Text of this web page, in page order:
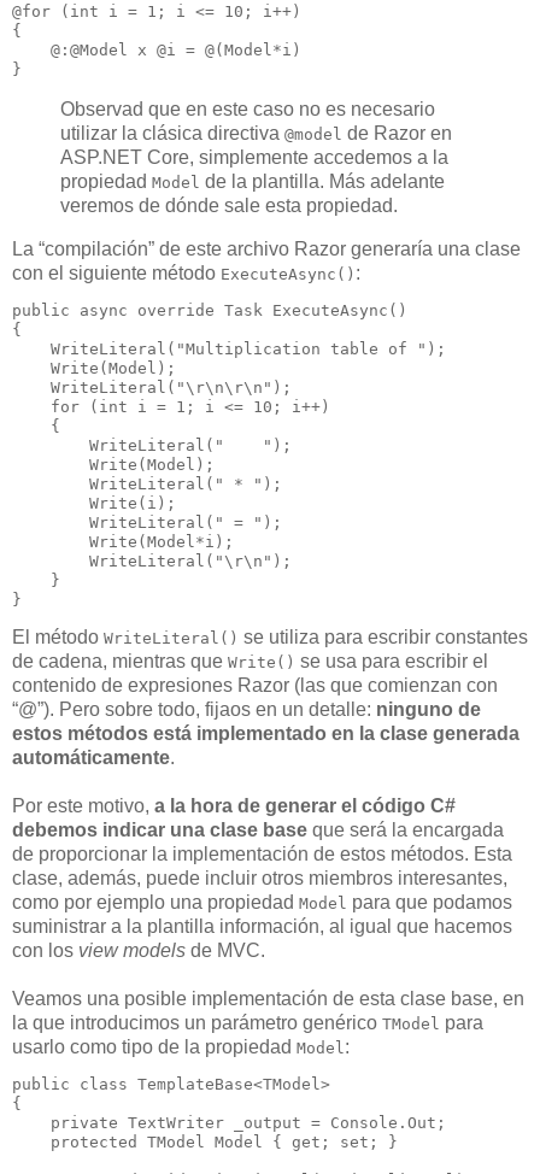
@for (int i = 1; i <= 10 ; i ++)
{
    @
: @Model x @i = @(Model *i )
}
Observad que en este caso no es necesario
utilizar la clásica directiva @model de Razor en
ASP.NET Core, simplemente accedemos a la
propiedad Model de la plantilla. Más adelante
veremos de dónde sale esta propiedad.
La “compilación” de este archivo Razor generaría una clase
con el siguiente método ExecuteAsync() :
public async override Task ExecuteAsync ()
{
    WriteLiteral(
"Multiplication table of " );
    Write(Model);
    WriteLiteral(
"\r\n\r\n" );
for ( int i = 1 ; i <= 10 ; i++)
    {
        WriteLiteral(
"    " );
        Write(Model);
        WriteLiteral(
" * " );
        Write(i);
        WriteLiteral(
" = " );
        Write(Model*i);
        WriteLiteral(
"\r\n" );
    }
}
El método WriteLiteral() se utiliza para escribir constantes
de cadena, mientras que Write() se usa para escribir el
contenido de expresiones Razor (las que comienzan con
“@”). Pero sobre todo, fijaos en un detalle: ninguno de
estos métodos está implementado en la clase generada
automáticamente.
Por este motivo, a la hora de generar el código C#
debemos indicar una clase base que será la encargada
de proporcionar la implementación de estos métodos. Esta
clase, además, puede incluir otros miembros interesantes,
como por ejemplo una propiedad Model para que podamos
suministrar a la plantilla información, al igual que hacemos
con los view models de MVC.
Veamos una posible implementación de esta clase base, en
la que introducimos un parámetro genérico TModel para
usarlo como tipo de la propiedad Model:
public class TemplateBase<TModel>
{
private TextWriter _output = Console.Out;
protected
TModel Model { get ; set ; }